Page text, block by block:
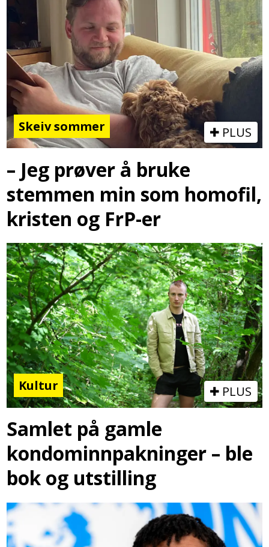
Skeiv sommer PLUS
– Jeg prøver å bruke
stemmen min som homofil,
kristen og FrP-er
Kultur PLUS
Samlet på gamle
kondominnpakninger – ble
bok og utstilling